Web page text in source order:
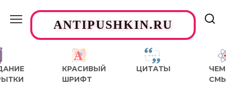
содержаниюANTIPUSHKIN.RU
КРАСИВЫЙ
ШРИФТ
ЦИТАТЫ
ЧЕМ